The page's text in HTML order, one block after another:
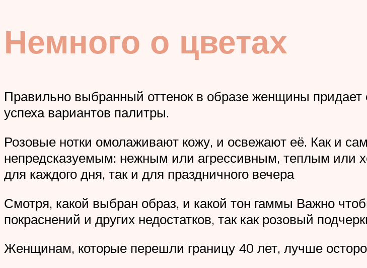
Немного о цветах
Правильно выбранный оттенок в образе женщины придает
успеха вариантов палитры.
Розовые нотки омолаживают кожу, и освежают её. Как и
непредсказуемым: нежным или агрессивным, теплым или
для каждого дня, так и для праздничного вечера
Смотря, какой выбран образ, и какой тон гаммы Важно
покраснений и других недостатков, так как розовый
Женщинам, которые перешли границу 40 лет, лучше